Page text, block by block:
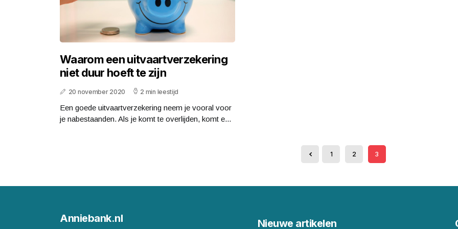
Waarom een uitvaartverzekering
niet duur hoeft te zijn
20 november 2020 2 min leestijd
Een goede uitvaartverzekering neem je vooral voor
je nabestaanden. Als je komt te overlijden, komt e...
1 2 3
Anniebank.nl Nieuwe artikelen